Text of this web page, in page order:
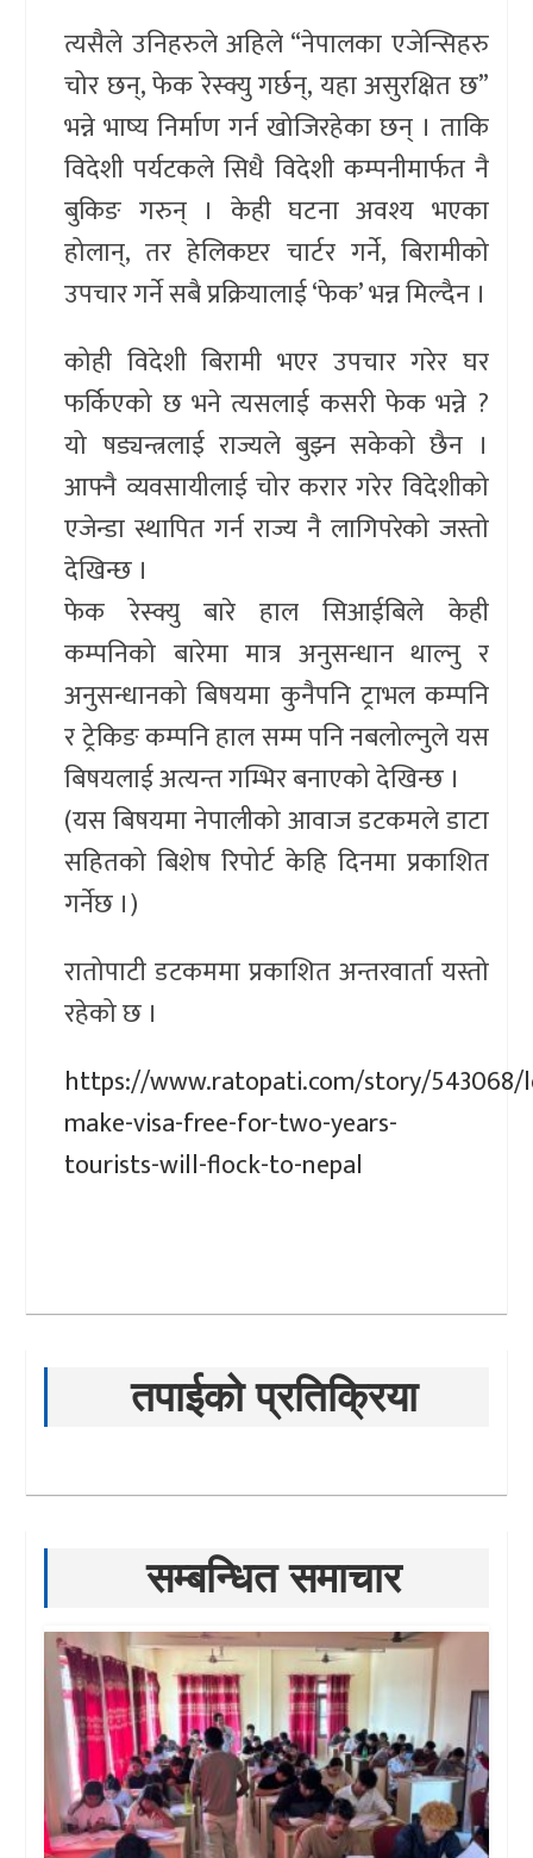
त्यसैले उनिहरुले अहिले “नेपालका एजेन्सिहरु
चोर छन्, फेक रेस्क्यु गर्छन्, यहा असुरक्षित छ”
भन्ने भाष्य निर्माण गर्न खोजिरहेका छन् । ताकि
विदेशी पर्यटकले सिधै विदेशी कम्पनीमार्फत नै
बुकिङ गरुन् । केही घटना अवश्य भएका
होलान्, तर हेलिकप्टर चार्टर गर्ने, बिरामीको
उपचार गर्ने सबै प्रक्रियालाई ‘फेक’ भन्न मिल्दैन ।
कोही विदेशी बिरामी भएर उपचार गरेर घर
फर्किएको छ भने त्यसलाई कसरी फेक भन्ने ?
यो षड्यन्त्रलाई राज्यले बुझ्न सकेको छैन ।
आफ्नै व्यवसायीलाई चोर करार गरेर विदेशीको
एजेन्डा स्थापित गर्न राज्य नै लागिपरेको जस्तो
देखिन्छ ।
फेक रेस्क्यु बारे हाल सिआईबिले केही
कम्पनिको बारेमा मात्र अनुसन्धान थाल्नु र
अनुसन्धानको बिषयमा कुनैपनि ट्राभल कम्पनि
र ट्रेकिङ कम्पनि हाल सम्म पनि नबलोल्नुले यस
बिषयलाई अत्यन्त गम्भिर बनाएको देखिन्छ ।
(यस बिषयमा नेपालीको आवाज डटकमले डाटा
सहितको बिशेष रिपोर्ट केहि दिनमा प्रकाशित
गर्नेछ ।)
रातोपाटी डटकममा प्रकाशित अन्तरवार्ता यस्तो
रहेको छ ।
https://www.ratopati.com/story/543068/
make-visa-free-for-two-years-
tourists-will-flock-to-nepal
तपाईको प्रतिक्रिया
सम्बन्धित समाचार